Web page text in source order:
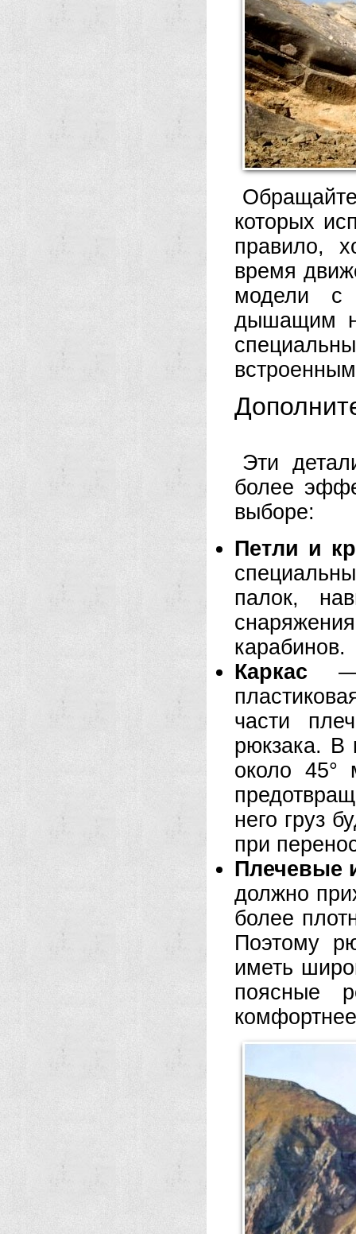
которых
правило,
время
модели с
дышащим
Эти
более
выборе:
Петли и
палок,
карабинов.
Каркас —
части
рюкзака. В
около 45°
него груз
при
Плечевые
должно
более
Поэтому
иметь
поясные